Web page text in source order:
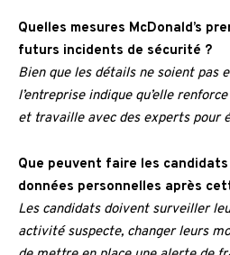
Quelles mesures McDonald’s
futurs incidents de sécurité ?
Bien que les détails ne soient pas
l’entreprise indique qu’elle
et travaille avec des experts pour
Que peuvent faire les
données personnelles après
Les candidats doivent surveiller
activité suspecte, changer leurs